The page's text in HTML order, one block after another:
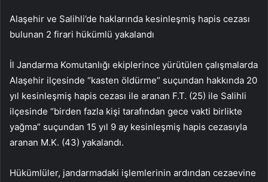
Alaşehir ve Salihli’de haklarında kesinleşmiş hapis cezası
bulunan 2 firari hükümlü yakalandı
İl Jandarma Komutanlığı ekiplerince yürütülen çalışmalarda
Alaşehir ilçesinde “kasten öldürme” suçundan hakkında 20
yıl kesinleşmiş hapis cezası ile aranan F.T. (25) ile Salihli
ilçesinde “birden fazla kişi tarafından gece vakti birlikte
yağma” suçundan 15 yıl 9 ay kesinleşmiş hapis cezasıyla
aranan M.K. (43) yakalandı.
Hükümlüler, jandarmadaki işlemlerinin ardından cezaevine